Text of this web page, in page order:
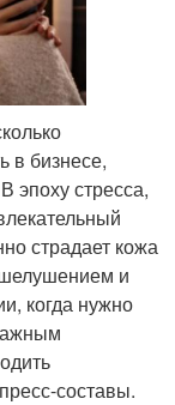
в бизнесе,
эпоху стресса,
страдает кожа
и
когда нужно
составы.